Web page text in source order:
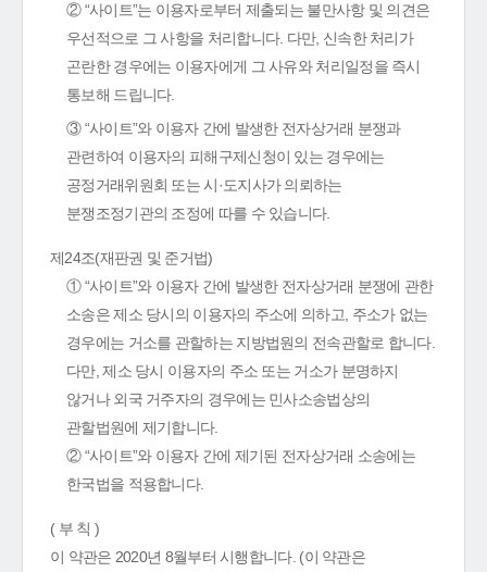
② “사이트”는 이용자로부터 제출되는 불만사항 및 의견은
우선적으로 그 사항을 처리합니다. 다만, 신속한 처리가
곤란한 경우에는 이용자에게 그 사유와 처리일정을 즉시
통보해 드립니다.
③ “사이트”와 이용자 간에 발생한 전자상거래 분쟁과
관련하여 이용자의 피해구제신청이 있는 경우에는
공정거래위원회 또는 시·도지사가 의뢰하는
분쟁조정기관의 조정에 따를 수 있습니다.
제24조(재판권 및 준거법)
① “사이트”와 이용자 간에 발생한 전자상거래 분쟁에 관한
소송은 제소 당시의 이용자의 주소에 의하고, 주소가 없는
경우에는 거소를 관할하는 지방법원의 전속관할로 합니다.
다만, 제소 당시 이용자의 주소 또는 거소가 분명하지
않거나 외국 거주자의 경우에는 민사소송법상의
관할법원에 제기합니다.
② “사이트”와 이용자 간에 제기된 전자상거래 소송에는
한국법을 적용합니다.
( 부 칙 )
이 약관은 2020년 8월부터 시행합니다. (이 약관은